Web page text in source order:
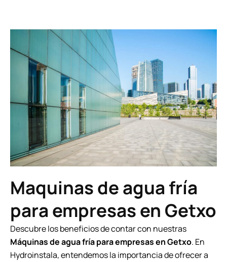
Maquinas de agua fría
para empresas en Getxo
Descubre los beneficios de contar con nuestras
Máquinas de agua fría para empresas en Getxo. En
Hydroinstala, entendemos la importancia de ofrecer a